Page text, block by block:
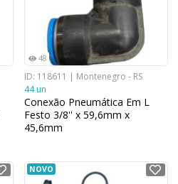
48
ID: 118611 | Montenegro - RS
44 un
Conexão Pneumática Em L
Festo 3/8'' x 59,6mm x
45,6mm
NOVO